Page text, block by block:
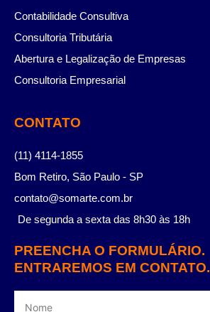
Contabilidade Consultiva
Consultoria Tributária
Abertura e Legalização de Empresas
Consultoria Empresarial
CONTATO
(11) 4114-1855
Bom Retiro, São Paulo - SP
contato@somarte.com.br
De segunda a sexta das 8h30 às 18h
PREENCHA O FORMULÁRIO.
ENTRAREMOS EM CONTATO.